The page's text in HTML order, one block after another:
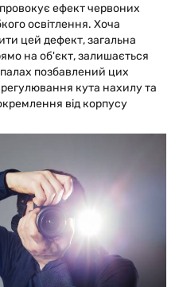
ефект червоних
освітлення. Хоча
цей дефект, загальна
на об'єкт, залишається
позбавлений цих
кута нахилу та
від корпусу